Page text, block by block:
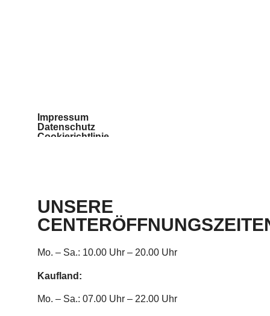
Impressum
Datenschutz
Cookierichtlinie
UNSERE
Mo. – Sa.: 10.00 Uhr – 20.00 Uhr
Kaufland:
Mo. – Sa.: 07.00 Uhr – 22.00 Uhr